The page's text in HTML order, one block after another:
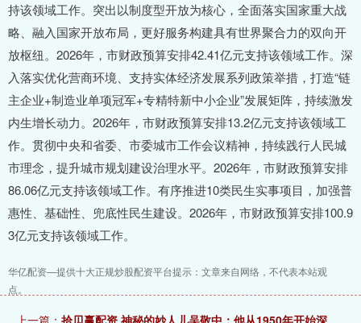
持该领域工作。突出以制度型开放为核心，全面落实国家重大战
略、融入国家开放布局，更好服务构建具有世界聚合力的双向开
放枢纽。2026年，市财政预算安排42.41亿元支持该领域工作。深
入落实优化营商环境、支持实体经济发展系列政策举措，打造“链
主企业+制造业单项冠军+专精特新中小企业”发展矩阵，持续激发
内生增长动力。2026年，市财政预算安排13.2亿元支持该领域工
作。贯彻中央和省委、市委城市工作会议精神，持续践行人民城
市理念，提升城市规划建设治理水平。2026年，市财政预算安排
86.06亿元支持该领域工作。有序推进10类民生实事项目，加强普
惠性、基础性、兜底性民生建设。2026年，市财政预算安排100.9
3亿元支持该领域工作。
华亿配资—提供十大正规炒股配资平台提示：文章来自网络，不代表本站观
点。